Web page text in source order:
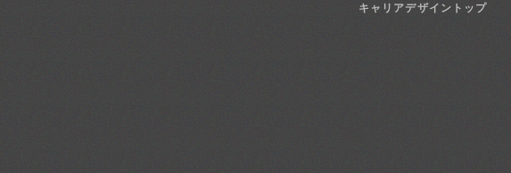
キャリアデザイントップ